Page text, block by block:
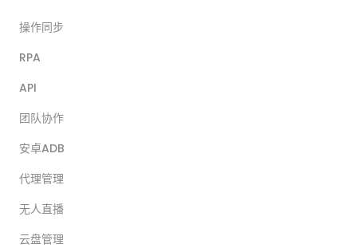
操作同步
RPA
API
团队协作
安卓ADB
代理管理
无人直播
云盘管理